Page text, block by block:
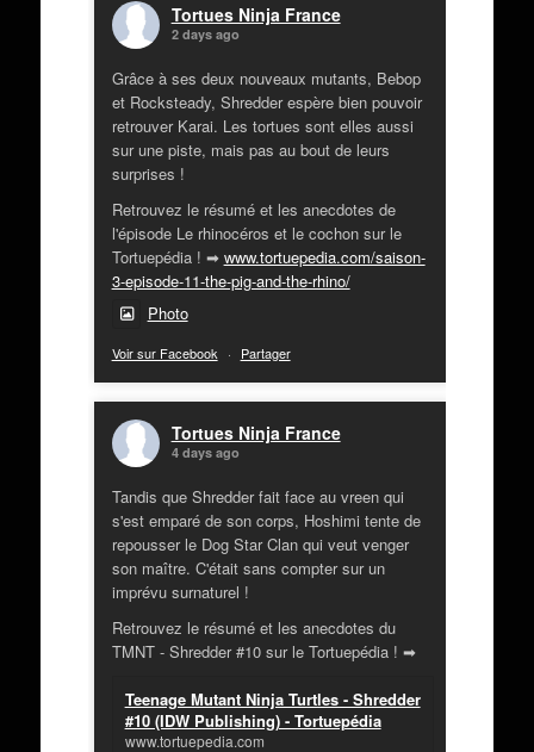
Tortues Ninja France
2 days ago
Grâce à ses deux nouveaux mutants, Bebop
et Rocksteady, Shredder espère bien pouvoir
retrouver Karai. Les tortues sont elles aussi
sur une piste, mais pas au bout de leurs
surprises !
Retrouvez le résumé et les anecdotes de
l'épisode Le rhinocéros et le cochon sur le
Tortuepédia ! ➡ www.tortuepedia.com/saison-
3-episode-11-the-pig-and-the-rhino/
Photo
Voir sur Facebook · Partager
Tortues Ninja France
4 days ago
Tandis que Shredder fait face au vreen qui
s'est emparé de son corps, Hoshimi tente de
repousser le Dog Star Clan qui veut venger
son maître. C'était sans compter sur un
imprévu surnaturel !
Retrouvez le résumé et les anecdotes du
TMNT - Shredder #10 sur le Tortuepédia ! ➡
Teenage Mutant Ninja Turtles - Shredder
#10 (IDW Publishing) - Tortuepédia
www.tortuepedia.com